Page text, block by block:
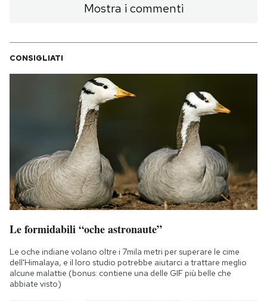
AREA PERSONALE
Area Personale
Newsletter
Notifiche mobile
Regala il Post
Hai bisogno di aiuto?
Esci
Mostra i commenti
CONSIGLIATI
Le formidabili “oche astronaute”
Le oche indiane volano oltre i 7mila metri per superare le cime
dell'Himalaya, e il loro studio potrebbe aiutarci a trattare meglio
alcune malattie (bonus: contiene una delle GIF più belle che
abbiate visto)